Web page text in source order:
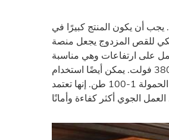
أن يكون المنتج كبيرًا في
للقص المزدوج يجعل منصة
على ارتفاعات وهي مناسبة
للعديد من الأشخاص للعمل في نفس الوقت. تنقسم قوة الرفع إلى مصدر طاقة 220 فولت أو 380 فولت. يمكن أيضًا استخدام
محطات الضخ المقاومة للانفجار والأجهزة الكهربائية المقاومة للانفجار في بيئات خاصة. الحمولة 1-100 طن. إنها تعتمد